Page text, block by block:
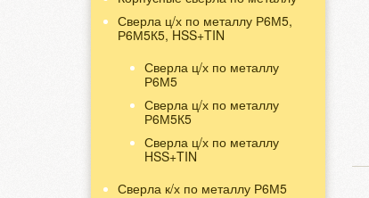
Сверла ц/х по металлу Р6М5,
Р6М5К5, HSS+TIN
Сверла ц/х по металлу
Р6М5
Сверла ц/х по металлу
Р6М5К5
Сверла ц/х по металлу
HSS+TIN
Сверла к/х по металлу Р6М5